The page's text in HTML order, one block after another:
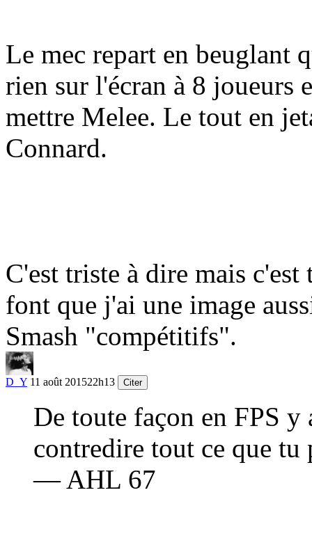
Le mec repart en beuglant
rien sur l'écran à 8 joueurs
mettre Melee. Le tout en
Connard.
C'est triste à dire mais c'est
font que j'ai une image
Smash "compétitifs".
D_Y 11 août 201522h13 Citer
De toute façon en FPS
contredire tout ce que
— AHL 67